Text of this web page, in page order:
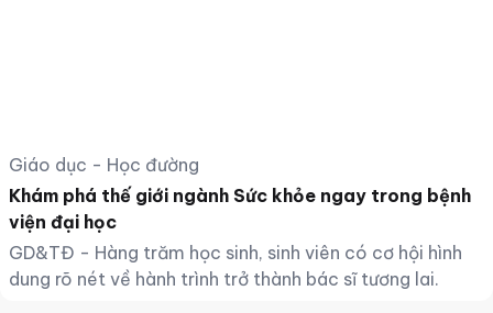
Giáo dục - Học đường
Khám phá thế giới ngành Sức khỏe ngay trong bệnh
viện đại học
GD&TĐ - Hàng trăm học sinh, sinh viên có cơ hội hình
dung rõ nét về hành trình trở thành bác sĩ tương lai.